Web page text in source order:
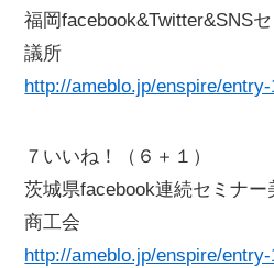
福岡facebook&Twitter&SNS
議所
http://ameblo.jp/enspire/entry-
７いいね！（６＋１）
茨城県facebook連続セミナー
商工会
http://ameblo.jp/enspire/entry-